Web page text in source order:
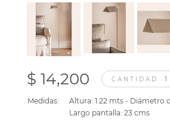
$ 14,200 CANTIDAD
Medidas:
Altura: 1.22 mts - Diámetro
Largo pantalla: 23 cms